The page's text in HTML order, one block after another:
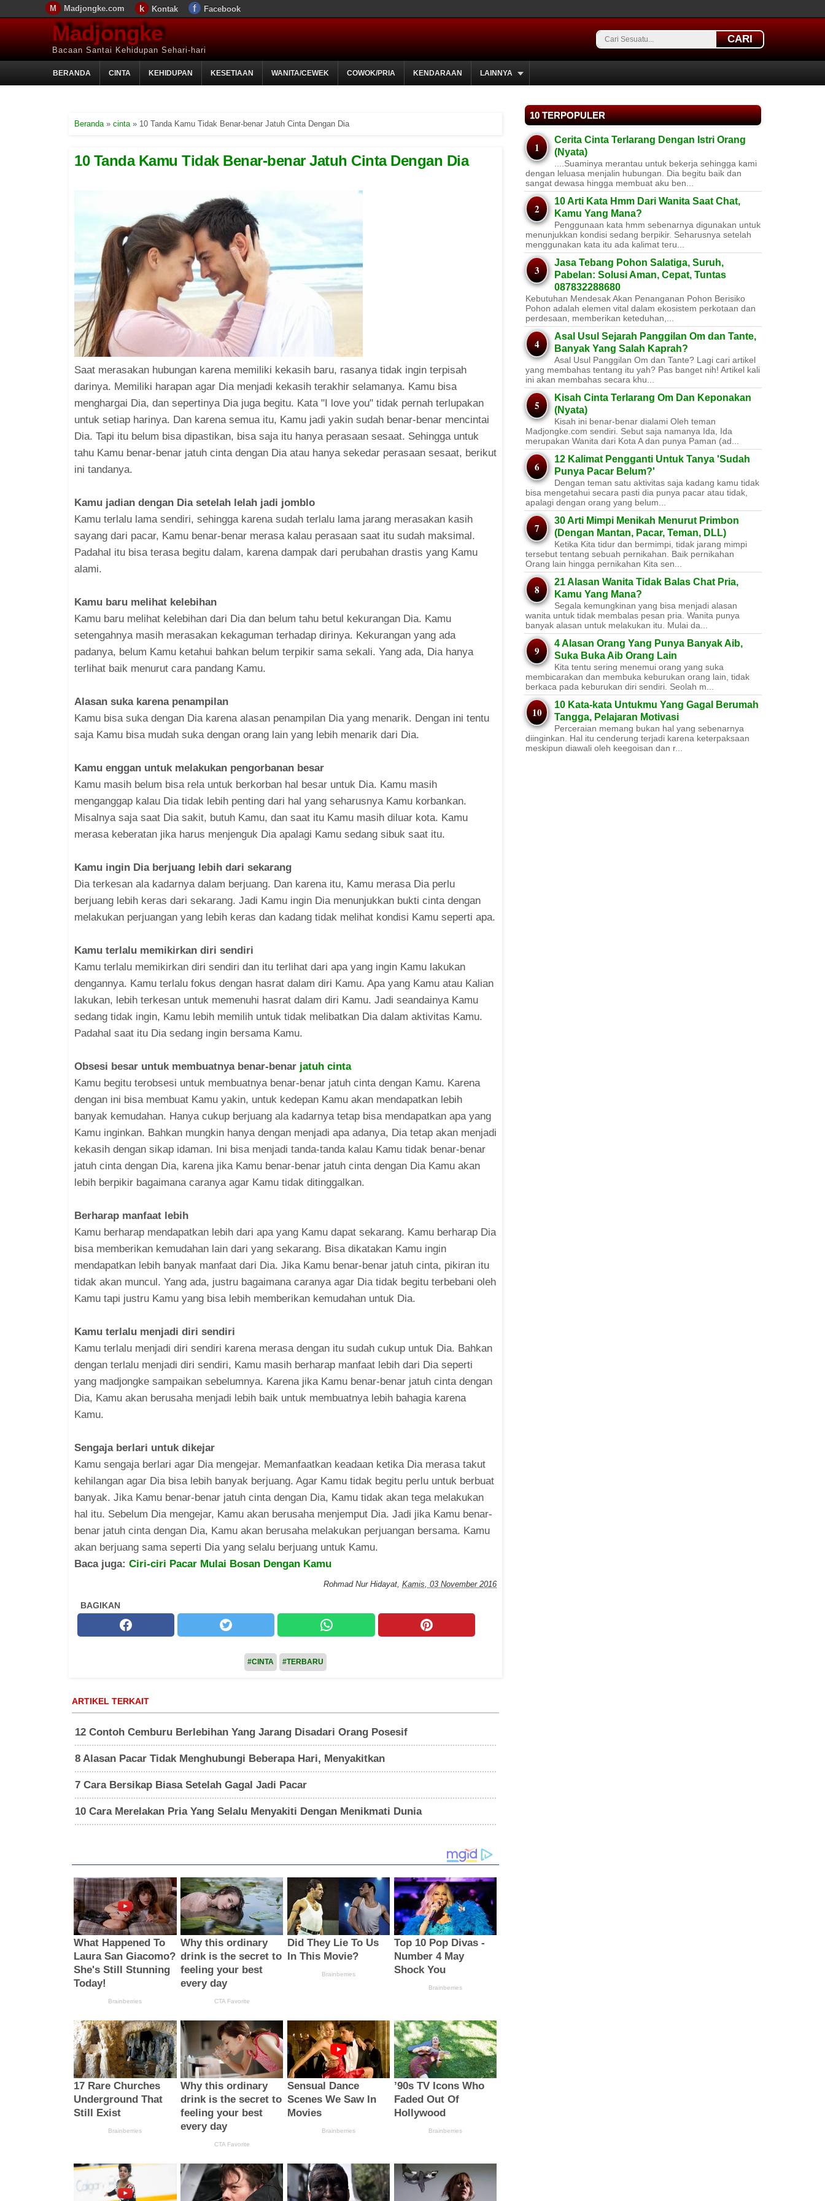
Madjongke.com Kontak Facebook
Madjongke
Bacaan Santai Kehidupan Sehari-hari
CARI
BERANDA CINTA KEHIDUPAN KESETIAAN WANITA/CEWEK COWOK/PRIA KENDARAAN LAINNYA
Beranda» cinta» 10 Tanda Kamu Tidak Benar-benar Jatuh Cinta Dengan Dia
10 Tanda Kamu Tidak Benar-benar Jatuh Cinta Dengan Dia
Saat merasakan hubungan karena memiliki kekasih baru, rasanya tidak ingin terpisah
darinya. Memiliki harapan agar Dia menjadi kekasih terakhir selamanya. Kamu bisa
menghargai Dia, dan sepertinya Dia juga begitu. Kata "I love you" tidak pernah terlupakan
untuk setiap harinya. Dan karena semua itu, Kamu jadi yakin sudah benar-benar mencintai
Dia. Tapi itu belum bisa dipastikan, bisa saja itu hanya perasaan sesaat. Sehingga untuk
tahu Kamu benar-benar jatuh cinta dengan Dia atau hanya sekedar perasaan sesaat, berikut
ini tandanya.
Kamu jadian dengan Dia setelah lelah jadi jomblo
Kamu terlalu lama sendiri, sehingga karena sudah terlalu lama jarang merasakan kasih
sayang dari pacar, Kamu benar-benar merasa kalau perasaan saat itu sudah maksimal.
Padahal itu bisa terasa begitu dalam, karena dampak dari perubahan drastis yang Kamu
alami.
Kamu baru melihat kelebihan
Kamu baru melihat kelebihan dari Dia dan belum tahu betul kekurangan Dia. Kamu
setengahnya masih merasakan kekaguman terhadap dirinya. Kekurangan yang ada
padanya, belum Kamu ketahui bahkan belum terpikir sama sekali. Yang ada, Dia hanya
terlihat baik menurut cara pandang Kamu.
Alasan suka karena penampilan
Kamu bisa suka dengan Dia karena alasan penampilan Dia yang menarik. Dengan ini tentu
saja Kamu bisa mudah suka dengan orang lain yang lebih menarik dari Dia.
Kamu enggan untuk melakukan pengorbanan besar
Kamu masih belum bisa rela untuk berkorban hal besar untuk Dia. Kamu masih
menganggap kalau Dia tidak lebih penting dari hal yang seharusnya Kamu korbankan.
Misalnya saja saat Dia sakit, butuh Kamu, dan saat itu Kamu masih diluar kota. Kamu
merasa keberatan jika harus menjenguk Dia apalagi Kamu sedang sibuk saat itu.
Kamu ingin Dia berjuang lebih dari sekarang
Dia terkesan ala kadarnya dalam berjuang. Dan karena itu, Kamu merasa Dia perlu
berjuang lebih keras dari sekarang. Jadi Kamu ingin Dia menunjukkan bukti cinta dengan
melakukan perjuangan yang lebih keras dan kadang tidak melihat kondisi Kamu seperti apa.
Kamu terlalu memikirkan diri sendiri
Kamu terlalu memikirkan diri sendiri dan itu terlihat dari apa yang ingin Kamu lakukan
dengannya. Kamu terlalu fokus dengan hasrat dalam diri Kamu. Apa yang Kamu atau Kalian
lakukan, lebih terkesan untuk memenuhi hasrat dalam diri Kamu. Jadi seandainya Kamu
sedang tidak ingin, Kamu lebih memilih untuk tidak melibatkan Dia dalam aktivitas Kamu.
Padahal saat itu Dia sedang ingin bersama Kamu.
Obsesi besar untuk membuatnya benar-benar jatuh cinta
Kamu begitu terobsesi untuk membuatnya benar-benar jatuh cinta dengan Kamu. Karena
dengan ini bisa membuat Kamu yakin, untuk kedepan Kamu akan mendapatkan lebih
banyak kemudahan. Hanya cukup berjuang ala kadarnya tetap bisa mendapatkan apa yang
Kamu inginkan. Bahkan mungkin hanya dengan menjadi apa adanya, Dia tetap akan menjadi
kekasih dengan sikap idaman. Ini bisa menjadi tanda-tanda kalau Kamu tidak benar-benar
jatuh cinta dengan Dia, karena jika Kamu benar-benar jatuh cinta dengan Dia Kamu akan
lebih berpikir bagaimana caranya agar Kamu tidak ditinggalkan.
Berharap manfaat lebih
Kamu berharap mendapatkan lebih dari apa yang Kamu dapat sekarang. Kamu berharap Dia
bisa memberikan kemudahan lain dari yang sekarang. Bisa dikatakan Kamu ingin
mendapatkan lebih banyak manfaat dari Dia. Jika Kamu benar-benar jatuh cinta, pikiran itu
tidak akan muncul. Yang ada, justru bagaimana caranya agar Dia tidak begitu terbebani oleh
Kamu tapi justru Kamu yang bisa lebih memberikan kemudahan untuk Dia.
Kamu terlalu menjadi diri sendiri
Kamu terlalu menjadi diri sendiri karena merasa dengan itu sudah cukup untuk Dia. Bahkan
dengan terlalu menjadi diri sendiri, Kamu masih berharap manfaat lebih dari Dia seperti
yang madjongke sampaikan sebelumnya. Karena jika Kamu benar-benar jatuh cinta dengan
Dia, Kamu akan berusaha menjadi lebih baik untuk membuatnya lebih bahagia karena
Kamu.
Sengaja berlari untuk dikejar
Kamu sengaja berlari agar Dia mengejar. Memanfaatkan keadaan ketika Dia merasa takut
kehilangan agar Dia bisa lebih banyak berjuang. Agar Kamu tidak begitu perlu untuk berbuat
banyak. Jika Kamu benar-benar jatuh cinta dengan Dia, Kamu tidak akan tega melakukan
hal itu. Sebelum Dia mengejar, Kamu akan berusaha menjemput Dia. Jadi jika Kamu benar-
benar jatuh cinta dengan Dia, Kamu akan berusaha melakukan perjuangan bersama. Kamu
akan berjuang sama seperti Dia yang selalu berjuang untuk Kamu.
Baca juga: Ciri-ciri Pacar Mulai Bosan Dengan Kamu
Rohmad Nur Hidayat, Kamis, 03 November 2016
BAGIKAN
#CINTA #TERBARU
ARTIKEL TERKAIT
12 Contoh Cemburu Berlebihan Yang Jarang Disadari Orang Posesif
8 Alasan Pacar Tidak Menghubungi Beberapa Hari, Menyakitkan
7 Cara Bersikap Biasa Setelah Gagal Jadi Pacar
10 Cara Merelakan Pria Yang Selalu Menyakiti Dengan Menikmati Dunia
10 TERPOPULER
Cerita Cinta Terlarang Dengan Istri Orang
(Nyata)
....Suaminya merantau untuk bekerja sehingga kami
dengan leluasa menjalin hubungan. Dia begitu baik dan
sangat dewasa hingga membuat aku ben...
10 Arti Kata Hmm Dari Wanita Saat Chat,
Kamu Yang Mana?
Penggunaan kata hmm sebenarnya digunakan untuk
menunjukkan kondisi sedang berpikir. Seharusnya setelah
menggunakan kata itu ada kalimat teru...
Jasa Tebang Pohon Salatiga, Suruh,
Pabelan: Solusi Aman, Cepat, Tuntas
087832288680
Kebutuhan Mendesak Akan Penanganan Pohon Berisiko ​
Pohon adalah elemen vital dalam ekosistem perkotaan dan
perdesaan, memberikan keteduhan,...
Asal Usul Sejarah Panggilan Om dan Tante,
Banyak Yang Salah Kaprah?
Asal Usul Panggilan Om dan Tante? Lagi cari artikel
yang membahas tentang itu yah? Pas banget nih! Artikel kali
ini akan membahas secara khu...
Kisah Cinta Terlarang Om Dan Keponakan
(Nyata)
Kisah ini benar-benar dialami Oleh teman
Madjongke.com sendiri. Sebut saja namanya Ida, Ida
merupakan Wanita dari Kota A dan punya Paman (ad...
12 Kalimat Pengganti Untuk Tanya 'Sudah
Punya Pacar Belum?'
Dengan teman satu aktivitas saja kadang kamu tidak
bisa mengetahui secara pasti dia punya pacar atau tidak,
apalagi dengan orang yang belum...
30 Arti Mimpi Menikah Menurut Primbon
(Dengan Mantan, Pacar, Teman, DLL)
Ketika Kita tidur dan bermimpi, tidak jarang mimpi
tersebut tentang sebuah pernikahan. Baik pernikahan
Orang lain hingga pernikahan Kita sen...
21 Alasan Wanita Tidak Balas Chat Pria,
Kamu Yang Mana?
Segala kemungkinan yang bisa menjadi alasan
wanita untuk tidak membalas pesan pria. Wanita punya
banyak alasan untuk melakukan itu. Mulai da...
4 Alasan Orang Yang Punya Banyak Aib,
Suka Buka Aib Orang Lain
Kita tentu sering menemui orang yang suka
membicarakan dan membuka keburukan orang lain, tidak
berkaca pada keburukan diri sendiri. Seolah m...
10 Kata-kata Untukmu Yang Gagal Berumah
Tangga, Pelajaran Motivasi
Perceraian memang bukan hal yang sebenarnya
diinginkan. Hal itu cenderung terjadi karena keterpaksaan
meskipun diawali oleh keegoisan dan r...